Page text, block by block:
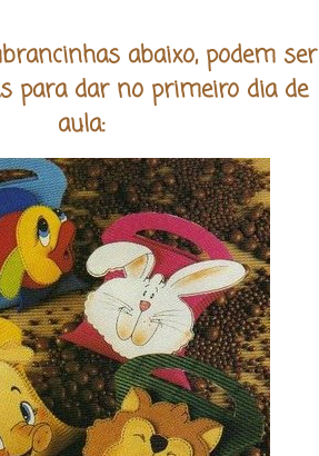
abaixo, podem ser
para dar no primeiro dia de
aula: